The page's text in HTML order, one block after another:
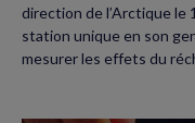
direction de l’Arctique le
station unique en son
mesurer les effets du